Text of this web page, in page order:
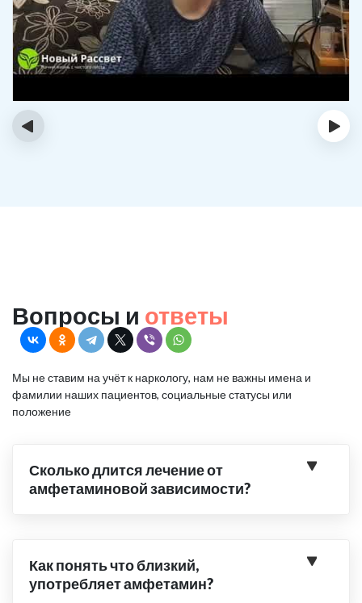
‹ ›
Вопросы и ответы
Мы не ставим на учёт к наркологу, нам не важны имена и
фамилии наших пациентов, социальные статусы или
положение
Сколько длится лечение от
амфетаминовой зависимости?
Как понять что близкий,
употребляет амфетамин?